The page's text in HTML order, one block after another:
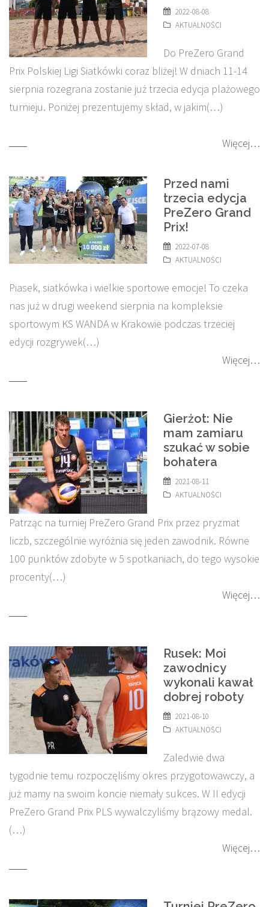
2022-08-08
AKTUALNOŚCI
Do PreZero Grand
Prix Polskiej Ligi Siatkówki coraz bliżej! W dniach 11-14
sierpnia rozegrana zostanie już trzecia edycja plażowego
turnieju. Poniżej prezentujemy skład, w jakim(…)
Więcej…
Przed nami
trzecia edycja
PreZero Grand
Prix!
2022-07-08
AKTUALNOŚCI
Piasek, siatkówka i wielkie sportowe emocje! To czeka
nas już w drugi weekend sierpnia na kompleksie
sportowym KS WANDA w Krakowie podczas trzeciej
edycji rozgrywek(…)
Więcej…
Gierżot: Nie
mam zamiaru
szukać w sobie
bohatera
2021-08-11
AKTUALNOŚCI
Patrząc na turniej PreZero Grand Prix przez pryzmat
liczb, szczególnie wyróżnia się jeden zawodnik. Równe
100 punktów zdobyte w 5 spotkaniach, do tego wysokie
procenty(…)
Więcej…
Rusek: Moi
zawodnicy
wykonali kawał
dobrej roboty
2021-08-10
AKTUALNOŚCI
Zaledwie dwa
tygodnie temu rozpoczęliśmy okres przygotowawczy, a
już mamy na swoim koncie niemały sukces. W II edycji
PreZero Grand Prix PLS wywalczyliśmy brązowy medal.
(…)
Więcej…